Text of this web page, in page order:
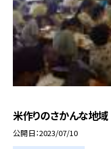
米作りのさかんな地域
公開日 2023/07/10